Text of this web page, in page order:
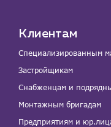
Клиентам
Специализированным
Застройщикам
Снабженцам и
Монтажным бригадам
Предприятиям и